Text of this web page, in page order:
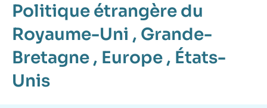
Politique étrangère du
Royaume-Uni , Grande-
Bretagne , Europe , États-
Unis